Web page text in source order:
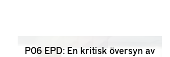
P06 EPD: En kritisk översyn av